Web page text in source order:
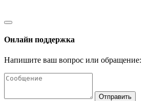
Онлайн поддержка
Напишите ваш вопрос или обращение:
Отправить